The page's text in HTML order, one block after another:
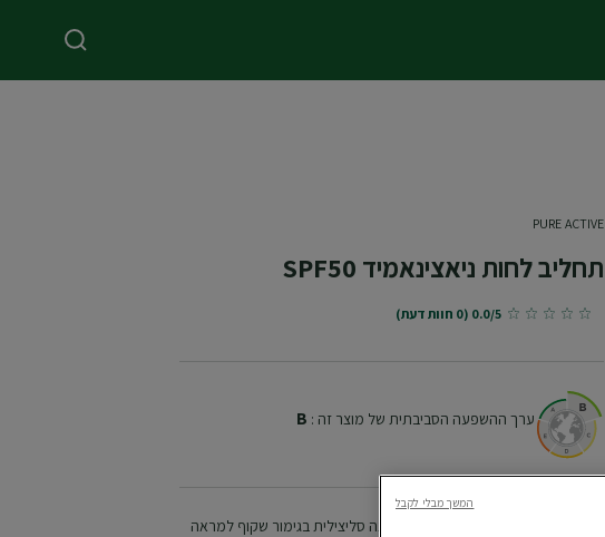
PURE ACTIVE
תחליב לחות ניאצינאמיד SPF50
0.0/5 (0 חוות דעת)
ערך ההשפעה הסביבתית של מוצר זה : B
תחליב לחות יומי נגד פגמי עור עם חומצה סליצילית בגימור שקוף למראה
המשך מבלי לקבל